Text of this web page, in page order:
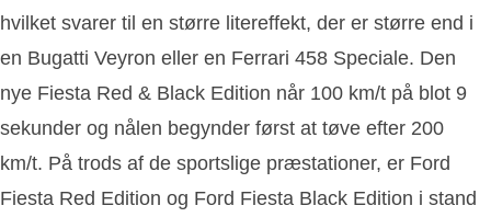
hvilket svarer til en større litereffekt, der er større end i
en Bugatti Veyron eller en Ferrari 458 Speciale. Den
nye Fiesta Red & Black Edition når 100 km/t på blot 9
sekunder og nålen begynder først at tøve efter 200
km/t. På trods af de sportslige præstationer, er Ford
Fiesta Red Edition og Ford Fiesta Black Edition i stand